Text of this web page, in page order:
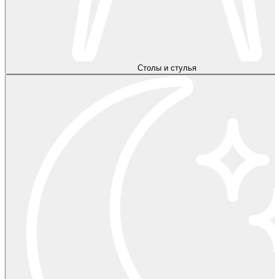
Столы и стулья